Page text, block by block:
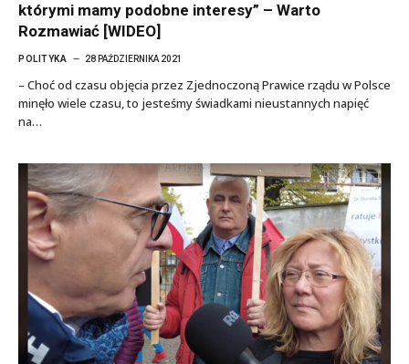
którymi mamy podobne interesy” – Warto
Rozmawiać [WIDEO]
POLITYKA 28 PAŹDZIERNIKA 2021
– Choć od czasu objęcia przez Zjednoczoną Prawice rządu w Polsce
minęło wiele czasu, to jesteśmy świadkami nieustannych napięć
na…